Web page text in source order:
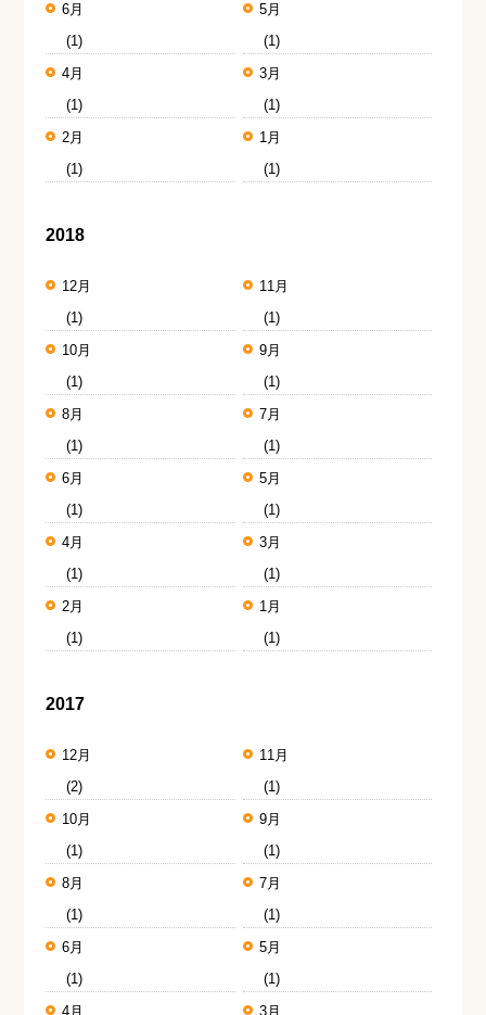
6月
(1)
5月
(1)
4月
(1)
3月
(1)
2月
(1)
1月
(1)
2018
12月
(1)
11月
(1)
10月
(1)
9月
(1)
8月
(1)
7月
(1)
6月
(1)
5月
(1)
4月
(1)
3月
(1)
2月
(1)
1月
(1)
2017
12月
(2)
11月
(1)
10月
(1)
9月
(1)
8月
(1)
7月
(1)
6月
(1)
5月
(1)
4月
3月